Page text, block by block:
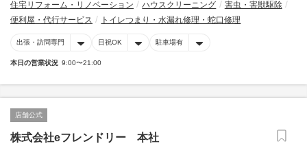
住宅リフォーム・リノベーション ハウスクリーニング
害虫・害獣駆除
便利屋・代行サービス
トイレつまり・水漏れ修理・蛇口修理
出張・訪問専門 日祝OK 駐車場有
本日の営業状況 9:00〜21:00
店舗公式
株式会社eフレンドリー 本社